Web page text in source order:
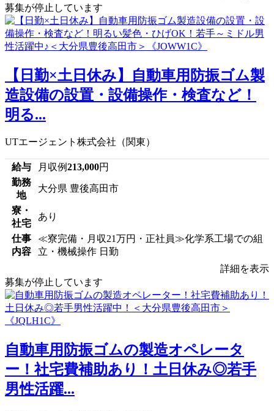
募集が停止しています
【日勤×土日休み】自動車用防振ゴム製
造設備の設置・設備操作・検査など！
明る...
UTエージェント株式会社（関東）
給与 月収例213,000円
勤務
地
大分県 豊後高田市
寮・
社宅
あり
仕事
内容
≪寮完備・月収21万円・正社員≫化学系工場での組
立・機械操作 日勤
詳細を表示
募集が停止しています
自動車用防振ゴムの製造オペレータ
ー！社宅費補助あり！土日休み◎若手
男性活躍...